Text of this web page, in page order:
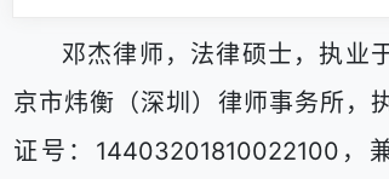
邓杰律师，法律硕士，执业
京市炜衡（深圳）律师事务所，
证号：14403201810022100，